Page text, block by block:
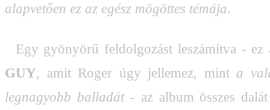
alapvetően ez az egész mögöttes témája.
Egy gyönyörű feldolgozást leszámítva - ez
GUY, amit Roger úgy jellemez, mint  a
legnagyobb balladát - az album összes